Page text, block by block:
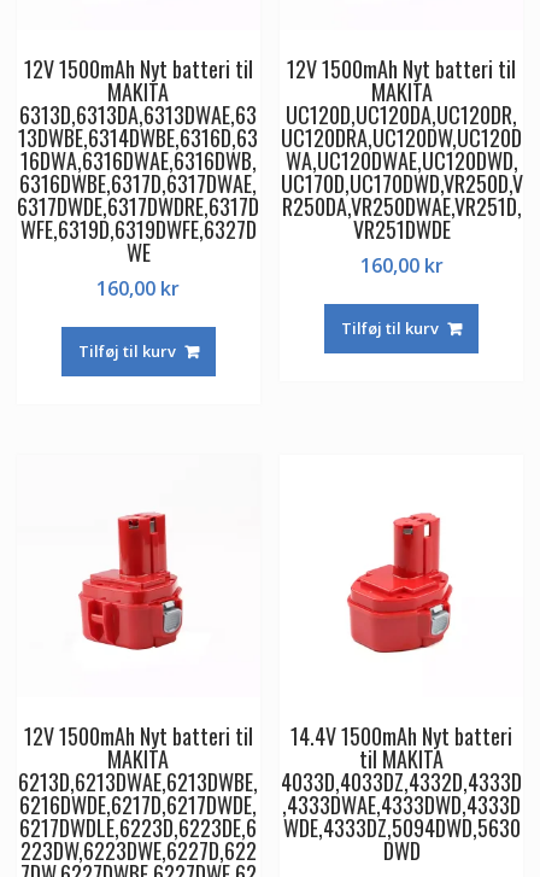
12V 1500mAh Nyt batteri til
MAKITA
6313D,6313DA,6313DWAE,63
13DWBE,6314DWBE,6316D,63
16DWA,6316DWAE,6316DWB,
6316DWBE,6317D,6317DWAE,
6317DWDE,6317DWDRE,6317D
WFE,6319D,6319DWFE,6327D
WE
160,00 kr
Tilføj til kurv
12V 1500mAh Nyt batteri til
MAKITA
UC120D,UC120DA,UC120DR,
UC120DRA,UC120DW,UC120D
WA,UC120DWAE,UC120DWD,
UC170D,UC170DWD,VR250D,V
R250DA,VR250DWAE,VR251D,
VR251DWDE
160,00 kr
Tilføj til kurv
12V 1500mAh Nyt batteri til
MAKITA
6213D,6213DWAE,6213DWBE,
6216DWDE,6217D,6217DWDE,
6217DWDLE,6223D,6223DE,6
223DW,6223DWE,6227D,622
14.4V 1500mAh Nyt batteri
til MAKITA
4033D,4033DZ,4332D,4333D
,4333DWAE,4333DWD,4333D
WDE,4333DZ,5094DWD,5630
DWD